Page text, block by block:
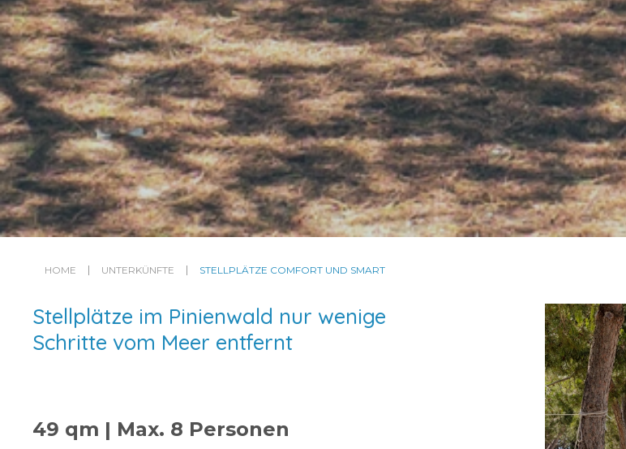
HOME UNTERKÜNFTE STELLPLÄTZE COMFORT UND SMART
Stellplätze im Pinienwald nur wenige
Schritte vom Meer entfernt
49 qm | Max. 8 Personen